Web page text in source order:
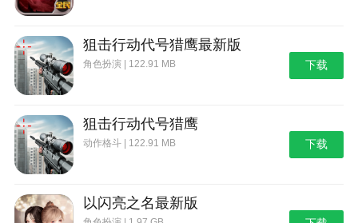
狙击行动代号猎鹰最新版
角色扮演 | 122.91 MB 下载
狙击行动代号猎鹰
动作格斗 | 122.91 MB 下载
以闪亮之名最新版